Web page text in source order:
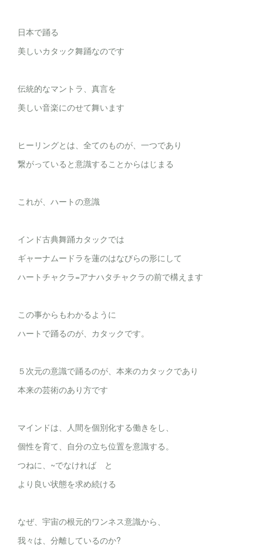
日本で踊る
美しいカタック舞踊なのです
伝統的なマントラ、真言を
美しい音楽にのせて舞います
ヒーリングとは、全てのものが、一つであり
繋がっていると意識することからはじまる
これが、ハートの意識
インド古典舞踊カタックでは
ギャーナムードラを蓮のはなびらの形にして
ハートチャクラ=アナハタチャクラの前で構えます
この事からもわかるように
ハートで踊るのが、カタックです。
５次元の意識で踊るのが、本来のカタックであり
本来の芸術のあり方です
マインドは、人間を個別化する働きをし、
個性を育て、自分の立ち位置を意識する。
つねに、~でなければ と
より良い状態を求め続ける
なぜ、宇宙の根元的ワンネス意識から、
我々は、分離しているのか?